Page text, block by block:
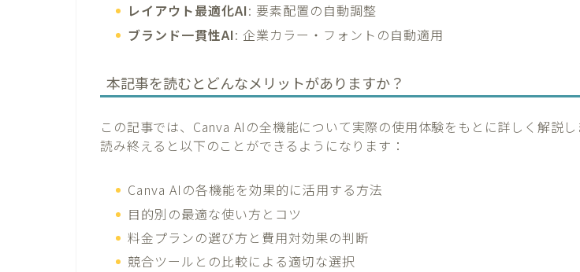
レイアウト最適化AI: 要素配置の自動調整
ブランド一貫性AI: 企業カラー・フォントの自動適用
本記事を読むとどんなメリットがありますか？
この記事では、Canva AIの全機能について実際の使用体験をもとに詳しく解説し
読み終えると以下のことができるようになります：
Canva AIの各機能を効果的に活用する方法
目的別の最適な使い方とコツ
料金プランの選び方と費用対効果の判断
競合ツールとの比較による適切な選択